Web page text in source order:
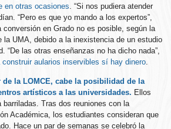
en otras ocasiones. “Si nos pudiera atender
“Pero es que yo mando a los expertos”,
conversión en Grado no es posible, según la
la UMA, debido a la inexistencia de un estudio
“De las otras enseñanzas no ha dicho nada”,
construir aularios inservibles sí hay dinero.
la LOMCE, cabe la posibilidad de la
artísticos a las universidades. Ellos
barriladas. Tras dos reuniones con la
Académica, los estudiantes consideran que
Hace un par de semanas se celebró la